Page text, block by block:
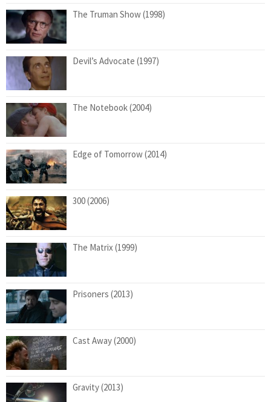
The Truman Show (1998)
Devil’s Advocate (1997)
The Notebook (2004)
Edge of Tomorrow (2014)
300 (2006)
The Matrix (1999)
Prisoners (2013)
Cast Away (2000)
Gravity (2013)